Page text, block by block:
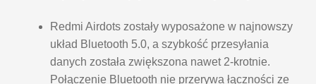
Redmi Airdots zostały wyposażone w najnowszy
układ Bluetooth 5.0, a szybkość przesyłania
danych została zwiększona nawet 2-krotnie.
Połączenie Bluetooth nie przerywa łączności ze